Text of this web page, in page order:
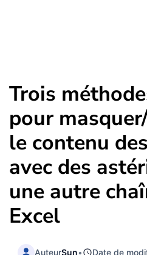
Trois
pour
le contenu
avec des
une autre
Excel
AuteurSun• Date de